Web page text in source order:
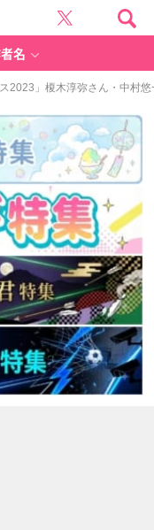
名
2023」榎木淳弥さん・中村